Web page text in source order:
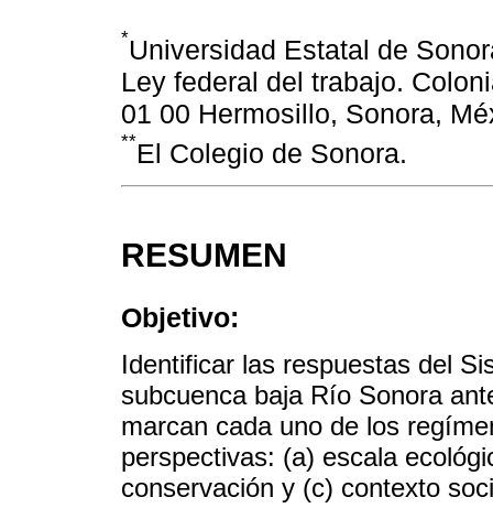
*Universidad Estatal de
Ley federal del trabajo.
01 00 Hermosillo, Sonora,
**El Colegio de Sonora.
RESUMEN
Objetivo:
Identificar las respuestas del
subcuenca baja Río Sonora
marcan cada uno de los
perspectivas: (a) escala
conservación y (c) contexto